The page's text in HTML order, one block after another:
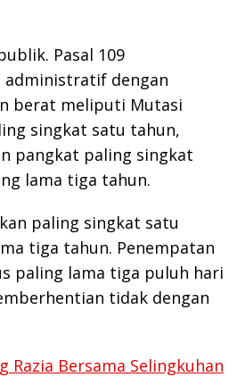
Pasal 109
administratif dengan
berat meliputi Mutasi
singkat satu tahun,
pangkat paling singkat
lama tiga tahun.
paling singkat satu
tiga tahun. Penempatan
paling lama tiga puluh hari
tidak dengan
Razia Bersama Selingkuhan